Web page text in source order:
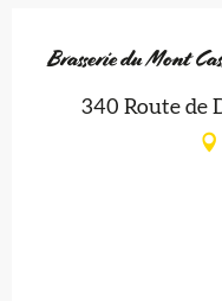
Brasserie du Mont
340 Route de